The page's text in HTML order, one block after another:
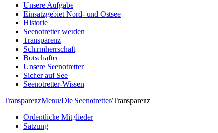
Unsere Aufgabe
Einsatzgebiet Nord- und Ostsee
Historie
Seenotretter werden
Transparenz
Schirmherrschaft
Botschafter
Unsere Seenotretter
Sicher auf See
Seenotretter-Wissen
TransparenzMenu/Die Seenotretter/Transparenz
Ordentliche Mitglieder
Satzung